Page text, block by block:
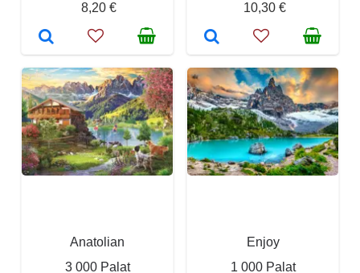
8,20 €
10,30 €
Anatolian
3 000 Palat
Enjoy
1 000 Palat